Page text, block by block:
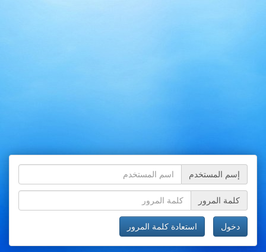
إسم المستخدم
كلمة المرور
دخول استعادة كلمة المرور